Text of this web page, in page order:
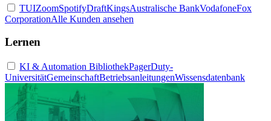
TUIZoomSpotifyDraftKingsAustralische BankVodafoneFox
CorporationAlle Kunden ansehen
Lernen
KI & Automation BibliothekPagerDuty-
UniversitätGemeinschaftBetriebsanleitungenWissensdatenbank